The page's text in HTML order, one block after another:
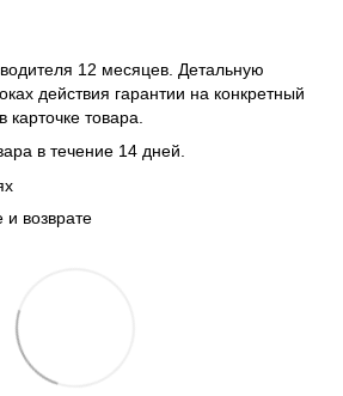
12 месяцев. Детальную
действия гарантии на конкретный
товара.
в течение 14 дней.
возврате